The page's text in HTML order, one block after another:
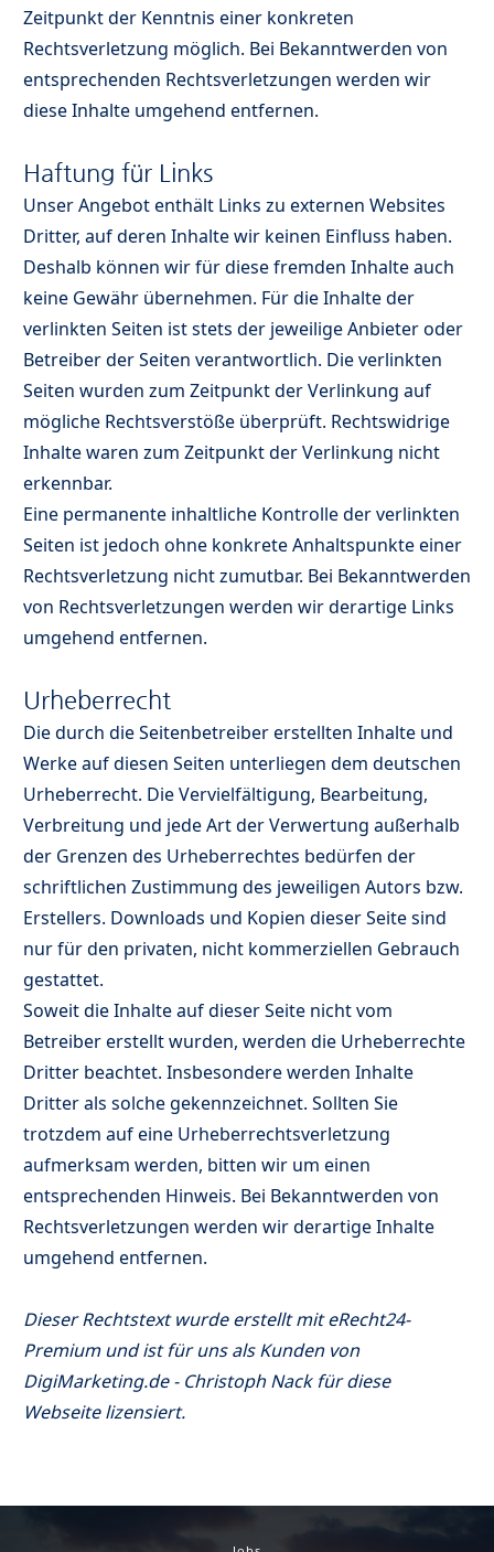
Zeitpunkt der Kenntnis einer konkreten
Rechtsverletzung möglich. Bei Bekanntwerden von
entsprechenden Rechtsverletzungen werden wir
diese Inhalte umgehend entfernen.
Haftung für Links
Unser Angebot enthält Links zu externen Websites
Dritter, auf deren Inhalte wir keinen Einfluss haben.
Deshalb können wir für diese fremden Inhalte auch
keine Gewähr übernehmen. Für die Inhalte der
verlinkten Seiten ist stets der jeweilige Anbieter oder
Betreiber der Seiten verantwortlich. Die verlinkten
Seiten wurden zum Zeitpunkt der Verlinkung auf
mögliche Rechtsverstöße überprüft. Rechtswidrige
Inhalte waren zum Zeitpunkt der Verlinkung nicht
erkennbar.
Eine permanente inhaltliche Kontrolle der verlinkten
Seiten ist jedoch ohne konkrete Anhaltspunkte einer
Rechtsverletzung nicht zumutbar. Bei Bekanntwerden
von Rechtsverletzungen werden wir derartige Links
umgehend entfernen.
Urheberrecht
Die durch die Seitenbetreiber erstellten Inhalte und
Werke auf diesen Seiten unterliegen dem deutschen
Urheberrecht. Die Vervielfältigung, Bearbeitung,
Verbreitung und jede Art der Verwertung außerhalb
der Grenzen des Urheberrechtes bedürfen der
schriftlichen Zustimmung des jeweiligen Autors bzw.
Erstellers. Downloads und Kopien dieser Seite sind
nur für den privaten, nicht kommerziellen Gebrauch
gestattet.
Soweit die Inhalte auf dieser Seite nicht vom
Betreiber erstellt wurden, werden die Urheberrechte
Dritter beachtet. Insbesondere werden Inhalte
Dritter als solche gekennzeichnet. Sollten Sie
trotzdem auf eine Urheberrechtsverletzung
aufmerksam werden, bitten wir um einen
entsprechenden Hinweis. Bei Bekanntwerden von
Rechtsverletzungen werden wir derartige Inhalte
umgehend entfernen.
Dieser Rechtstext wurde erstellt miteRecht24-
Premiumund ist für uns als Kunden von
DigiMarketing.de - Christoph Nack für diese
Webseite lizensiert.